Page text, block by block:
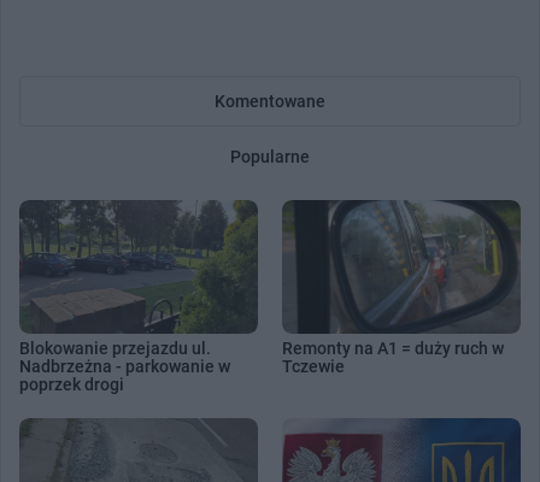
Komentowane
Popularne
Blokowanie przejazdu ul.
Nadbrzeżna - parkowanie w
poprzek drogi
Remonty na A1 = duży ruch w
Tczewie